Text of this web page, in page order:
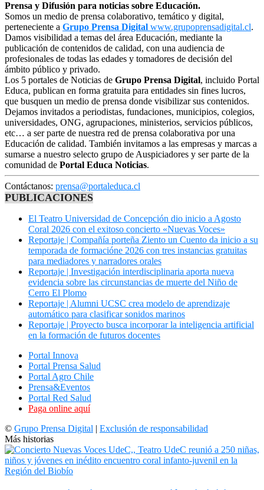
Prensa y Difusión para noticias sobre Educación.
Somos un medio de prensa colaborativo, temático y digital,
perteneciente a Grupo Prensa Digital www.grupoprensadigital.cl.
Damos visibilidad a temas del área Educación, mediante la
publicación de contenidos de calidad, con una audiencia de
profesionales de todas las edades y tomadores de decisión del
ámbito público y privado.
Los 5 portales de Noticias de Grupo Prensa Digital, incluido Portal
Educa, publican en forma gratuita para entidades sin fines lucros,
que busquen un medio de prensa donde visibilizar sus contenidos.
Dejamos invitados a periodistas, fundaciones, municipios, colegios,
universidades, ONG, agrupaciones, ministerios, servicios públicos,
etc… a ser parte de nuestra red de prensa colaborativa por una
Educación de calidad. También invitamos a las empresas y marcas a
sumarse a nuestro selecto grupo de Auspiciadores y ser parte de la
comunidad de Portal Educa Noticias.
Contáctanos: prensa@portaleduca.cl
PUBLICACIONES
El Teatro Universidad de Concepción dio inicio a Agosto
Coral 2026 con el exitoso concierto «Nuevas Voces»
Reportaje | Compañía porteña Ziento un Cuento da inicio a su
temporada de formacióne 2026 con tres instancias gratuitas
para mediadores y narradores orales
Reportaje | Investigación interdisciplinaria aporta nueva
evidencia sobre las circunstancias de muerte del Niño de
Cerro El Plomo
Reportaje | Alumni UCSC crea modelo de aprendizaje
automático para clasificar sonidos marinos
Reportaje | Proyecto busca incorporar la inteligencia artificial
en la formación de futuros docentes
Portal Innova
Portal Prensa Salud
Portal Agro Chile
Prensa&Eventos
Portal Red Salud
Paga online aquí
© Grupo Prensa Digital | Exclusión de responsabilidad
Más historias